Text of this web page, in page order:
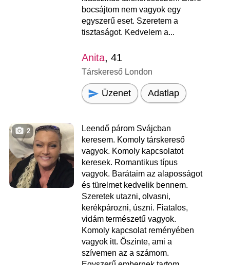
bocsájtom nem vagyok egy
egyszerű eset. Szeretem a
tisztaságot. Kedvelem a...
Anita, 41
Társkereső London
Üzenet Adatlap
2
Leendő párom Svájcban
keresem. Komoly társkereső
vagyok. Komoly kapcsolatot
keresek. Romantikus típus
vagyok. Barátaim az alaposságot
és türelmet kedvelik bennem.
Szeretek utazni, olvasni,
kerékpározni, úszni. Fiatalos,
vidám természetű vagyok.
Komoly kapcsolat reményében
vagyok itt. Őszinte, ami a
szívemen az a számom.